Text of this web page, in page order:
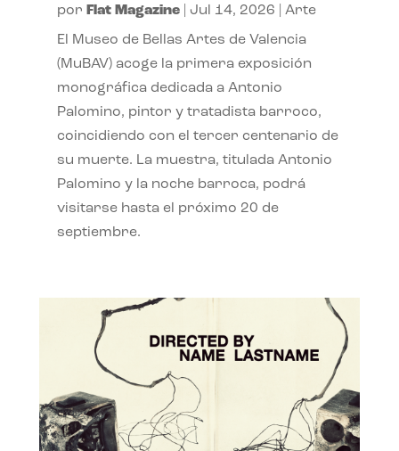
por Flat Magazine| Jul 14, 2026 Arte
El Museo de Bellas Artes de Valencia
(MuBAV) acoge la primera exposición
monográfica dedicada a Antonio
Palomino, pintor y tratadista barroco,
coincidiendo con el tercer centenario de
su muerte. La muestra, titulada Antonio
Palomino y la noche barroca, podrá
visitarse hasta el próximo 20 de
septiembre.